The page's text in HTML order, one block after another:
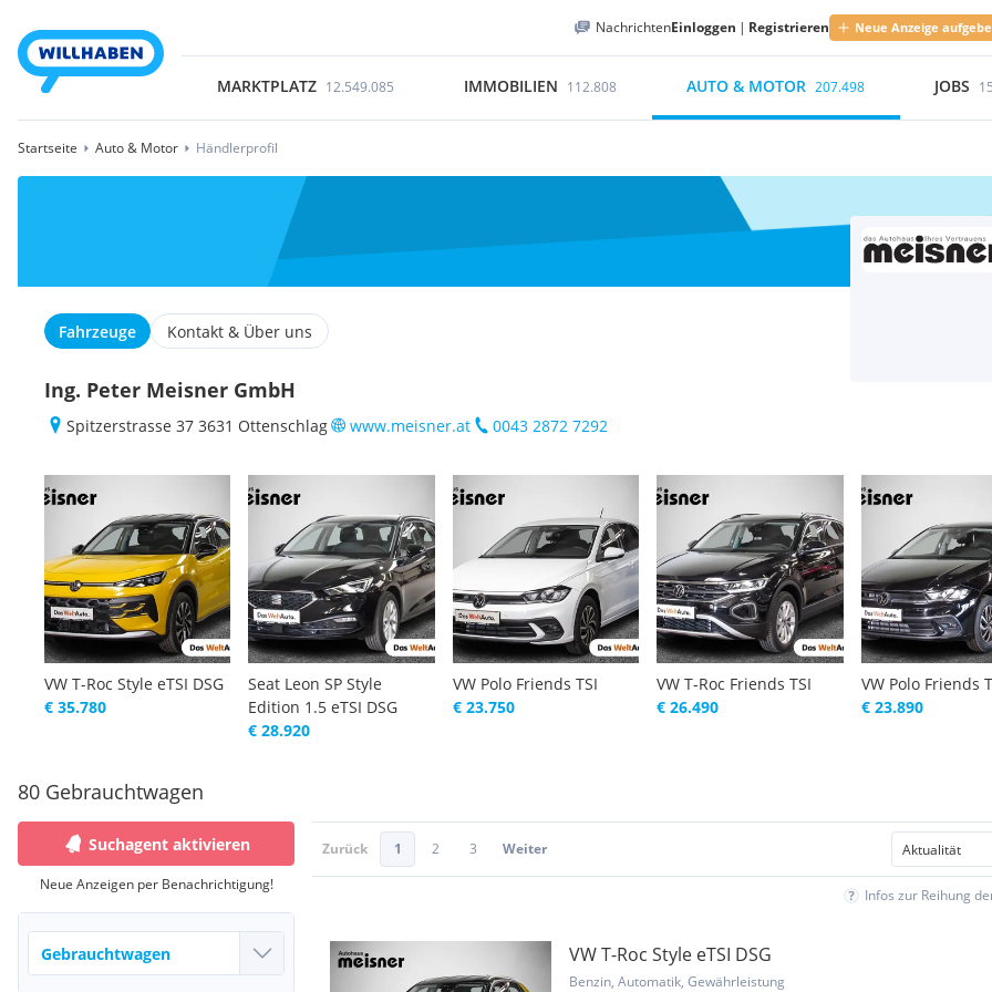
NachrichtenEinloggen | Registrieren Neue Anzeige
MARKTPLATZ 12.549.085 IMMOBILIEN 112.808 AUTO & MOTOR 207.498 JOBS
Startseite Auto & Motor Händlerprofil
Fahrzeuge Kontakt & Über uns
Ing. Peter Meisner GmbH
Spitzerstrasse 37 3631 Ottenschlag www.meisner.at 0043 2872 7292
VW T-Roc Style eTSI DSG
€ 35.780
Seat Leon SP Style
Edition 1.5 eTSI DSG
€ 28.920
VW Polo Friends TSI
€ 23.750
VW T-Roc Friends TSI
€ 26.490
VW Polo Friends
€ 23.890
80 Gebrauchtwagen
Zurück 1 2 3 Weiter
Infos zur Reihung
VW T-Roc Style eTSI DSG
Benzin, Automatik, Gewährleistung
Suchagent aktivieren
Neue Anzeigen per Benachrichtigung!